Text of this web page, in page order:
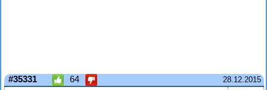
28.12.2015
#35331 64